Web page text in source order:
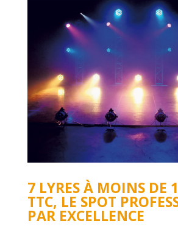
7 LYRES À MOINS DE
TTC, LE SPOT
PAR EXCELLENCE